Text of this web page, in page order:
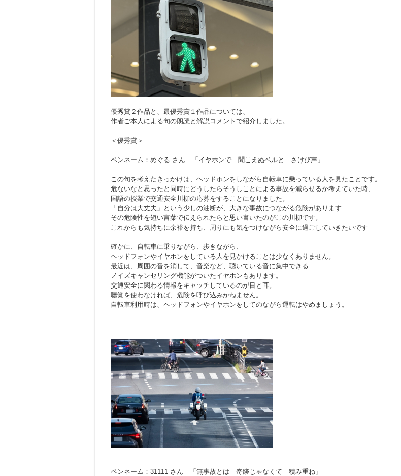
優秀賞２作品と、最優秀賞１作品については、
作者ご本人による句の朗読と解説コメントで紹介しました。
＜優秀賞＞
ペンネーム：めぐる さん 「イヤホンで 聞こえぬベルと さけび声」
この句を考えたきっかけは、ヘッドホンをしながら自転車に乗っている人を見たことです。
危ないなと思ったと同時にどうしたらそうしことによる事故を減らせるか考えていた時、
国語の授業で交通安全川柳の応募をすることになりました。
「自分は大丈夫」という少しの油断が、大きな事故につながる危険があります
その危険性を短い言葉で伝えられたらと思い書いたのがこの川柳です。
これからも気持ちに余裕を持ち、周りにも気をつけながら安全に過ごしていきたいです
確かに、自転車に乗りながら、歩きながら、
ヘッドフォンやイヤホンをしている人を見かけることは少なくありません。
最近は、周囲の音を消して、音楽など、聴いている音に集中できる
ノイズキャンセリング機能がついたイヤホンもあります。
交通安全に関わる情報をキャッチしているのが目と耳。
聴覚を使わなければ、危険を呼び込みかねません。
自転車利用時は、ヘッドフォンやイヤホンをしてのながら運転はやめましょう。
ペンネーム：31111 さん 「無事故とは 奇跡じゃなくて 積み重ね」